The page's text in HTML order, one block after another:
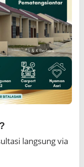
langsung via